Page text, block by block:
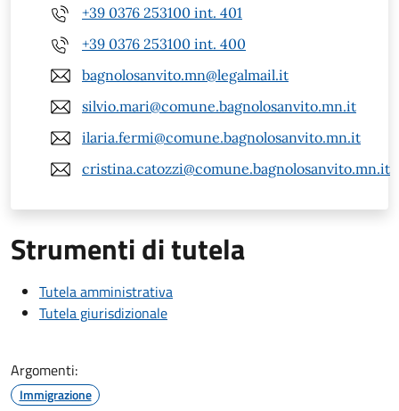
+39 0376 253100 int. 401
+39 0376 253100 int. 400
bagnolosanvito.mn@legalmail.it
silvio.mari@comune.bagnolosanvito.mn.it
ilaria.fermi@comune.bagnolosanvito.mn.it
cristina.catozzi@comune.bagnolosanvito.mn.it
Strumenti di tutela
Tutela amministrativa
Tutela giurisdizionale
Argomenti:
Immigrazione